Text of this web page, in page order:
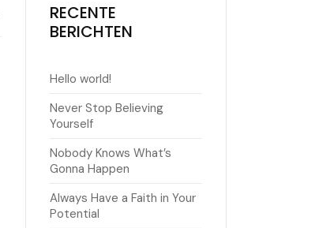
RECENTE
BERICHTEN
Hello world!
Never Stop Believing
Yourself
Nobody Knows What’s
Gonna Happen
Always Have a Faith in Your
Potential